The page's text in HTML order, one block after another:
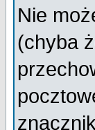
Nie
(chyba